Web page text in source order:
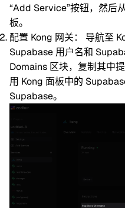
“Add Service”按钮，然后
板。
配置 Kong 网关：
导航至
Supabase 用户名和
Domains 区块，复制其中
用 Kong 面板中的
Supabase。